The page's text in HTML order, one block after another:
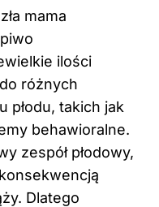
mama
ilości
różnych
płodu, takich jak
behawioralne.
zespół płodowy,
Dlatego